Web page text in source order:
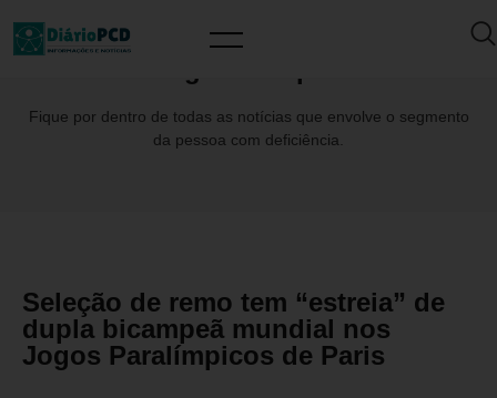
Fique por dentro de todas as notícias que envolve o segmento
da pessoa com deficiência.
Seleção de remo tem “estreia” de
dupla bicampeã mundial nos
Jogos Paralímpicos de Paris